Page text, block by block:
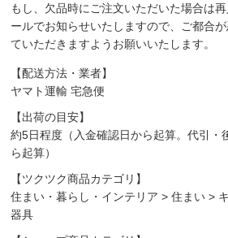
もし、欠品時にご注文いただいた場合は
ールでお知らせいたしますので、ご都合
ていただきますようお願いいたします。
【配送方法・業者】
ヤマト運輸 宅急便
【出荷の目安】
約5日程度（入金確認日から起算。代引・
ら起算）
【ツクツク商品カテゴリ】
住まい・暮らし・インテリア >住まい >
器具